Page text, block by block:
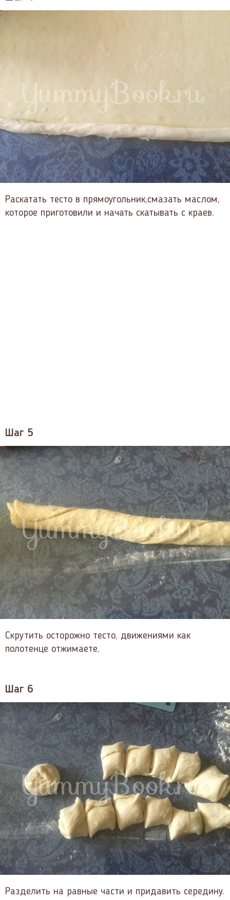
Раскатать тесто в прямоугольник,смазать маслом,
которое приготовили и начать скатывать с краев.
Шаг 5
Скрутить осторожно тесто, движениями как
полотенце отжимаете.
Шаг 6
Разделить на равные части и придавить середину.